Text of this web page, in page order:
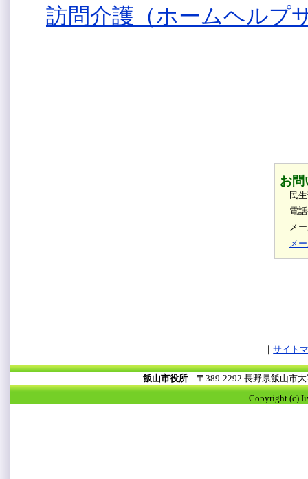
訪問介護（ホームヘルプ
お問
民
電
メ
メ
サイト
飯山市役所 〒389-2292 長野県飯山市
Copyright (c)